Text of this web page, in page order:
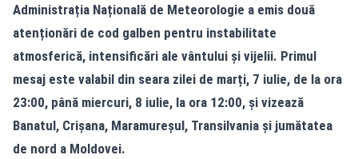
Administrația Națională de Meteorologie a emis două
atenționări de cod galben pentru instabilitate
atmosferică, intensificări ale vântului și vijelii. Primul
mesaj este valabil din seara zilei de marți, 7 iulie, de la ora
23:00, până miercuri, 8 iulie, la ora 12:00, și vizează
Banatul, Crișana, Maramureșul, Transilvania și jumătatea
de nord a Moldovei.